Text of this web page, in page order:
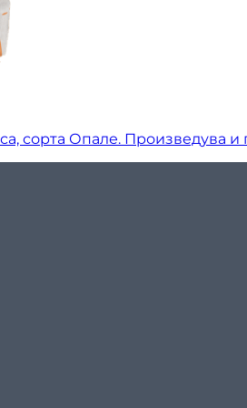
сорта Опале. Произведува